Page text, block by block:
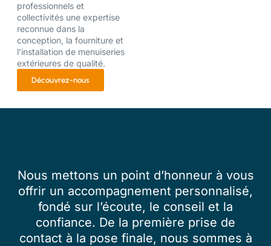
professionnels et
collectivités une expertise
reconnue dans la
conception, la fourniture et
l’installation de menuiseries
extérieures de qualité.
Découvrez-nous
Nous mettons un point d’honneur à vous
offrir un accompagnement personnalisé,
fondé sur l’écoute, le conseil et la
confiance. De la première prise de
contact à la pose finale, nous sommes à